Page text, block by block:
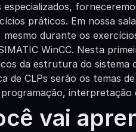
práticos. Em nossa
mesmo durante os
WinCC. Nesta
da estrutura do
de CLPs serão os temas
interpretação
vai